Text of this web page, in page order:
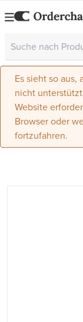
Es sieht so
nicht
Website
Browser oder
fortzufahren.